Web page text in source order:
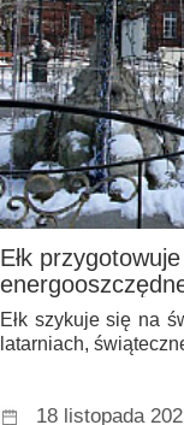
Ełk
Ełk szykuje się na
latarniach,
18 listopada